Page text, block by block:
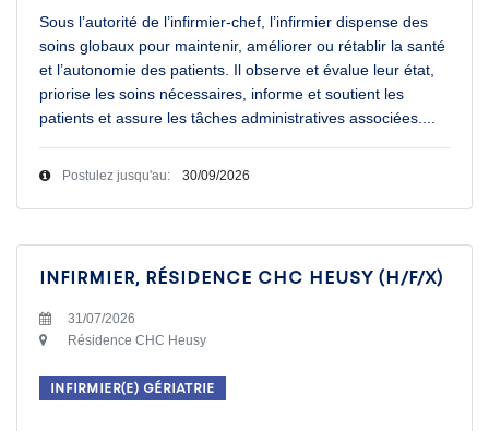
Sous l’autorité de l’infirmier-chef, l’infirmier dispense des
soins globaux pour maintenir, améliorer ou rétablir la santé
et l’autonomie des patients. Il observe et évalue leur état,
priorise les soins nécessaires, informe et soutient les
patients et assure les tâches administratives associées.
Postulez jusqu'au: 30/09/2026
Infirmier, Résidence CHC Heusy (H/F/X)
31/07/2026
Résidence CHC Heusy
Infirmier(e) Gériatrie